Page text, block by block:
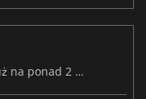
Resident Evil: Veronica znalazł się już na ponad 2 milionach list życzeń